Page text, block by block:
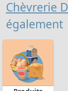
Chèvrerie
également